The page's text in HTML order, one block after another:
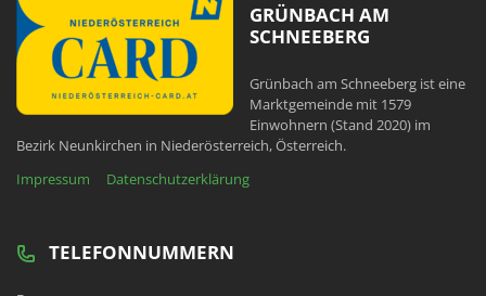
GRÜNBACH AM
SCHNEEBERG
Grünbach am Schneeberg ist eine
Marktgemeinde mit 1579
Einwohnern (Stand 2020) im
Bezirk Neunkirchen in Niederösterreich, Österreich.
Impressum
Datenschutzerklärung
TELEFONNUMMERN